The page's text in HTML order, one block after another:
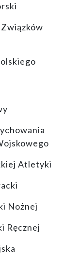
Atletyki
Nożnej
Ręcznej